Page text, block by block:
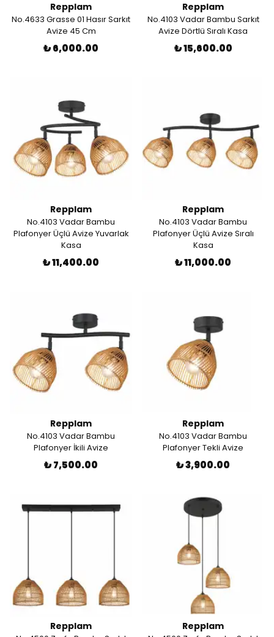
Repplam
No.4633 Grasse 01 Hasır Sarkıt
Avize 45 Cm
₺ 6,000.00
Repplam
No.4103 Vadar Bambu Sarkıt
Avize Dörtlü Sıralı Kasa
₺ 15,600.00
Repplam
No.4103 Vadar Bambu
Plafonyer Üçlü Avize Yuvarlak
Kasa
₺ 11,400.00
Repplam
No.4103 Vadar Bambu
Plafonyer Üçlü Avize Sıralı
Kasa
₺ 11,000.00
Repplam
No.4103 Vadar Bambu
Plafonyer İkili Avize
₺ 7,500.00
Repplam
No.4103 Vadar Bambu
Plafonyer Tekli Avize
₺ 3,900.00
Repplam Repplam